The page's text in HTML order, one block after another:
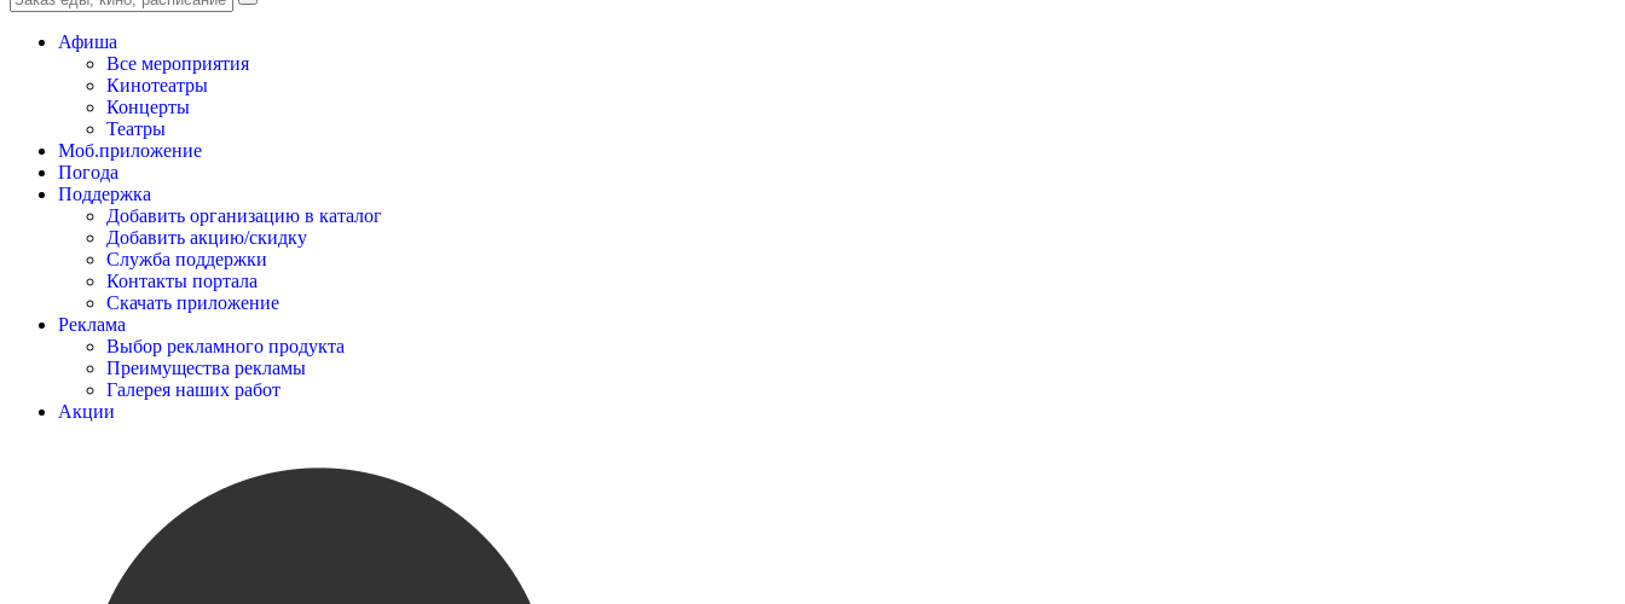
Афиша
Все мероприятия
Кинотеатры
Концерты
Театры
Моб.приложение
Погода
Поддержка
Добавить организацию в каталог
Добавить акцию/скидку
Служба поддержки
Контакты портала
Скачать приложение
Реклама
Выбор рекламного продукта
Преимущества рекламы
Галерея наших работ
Акции